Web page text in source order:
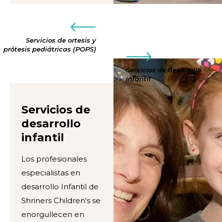
Servicios de ortesis y
prótesis pediátricas (POPS)
Servicios de desarrollo
infantil
Servicios de
desarrollo
infantil
Los profesionales
especialistas en
desarrollo Infantil de
Shriners Children's se
enorgullecen en